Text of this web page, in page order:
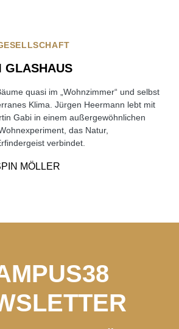
GLASHAUS
quasi im „Wohnzimmer“ und selbst
Klima. Jürgen Heermann lebt mit
Gabi in einem außergewöhnlichen
das Natur,
verbindet.
MÖLLER